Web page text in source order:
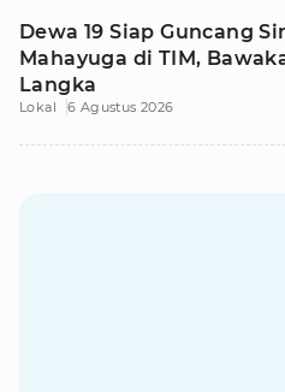
Dewa 19 Siap Guncang
Mahayuga di TIM,
Langka
Lokal 6 Agustus 2026